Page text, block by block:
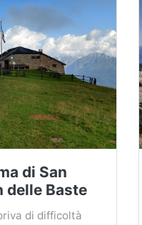
di San
delle Baste
di difficoltà